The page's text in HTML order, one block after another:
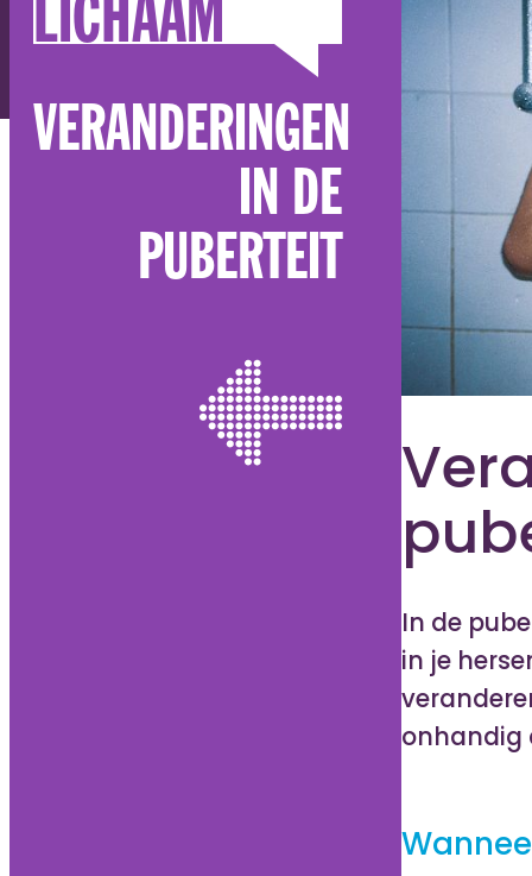
LICHAAM
VERANDERINGEN
IN DE
PUBERTEIT
In de
in je
onhandig